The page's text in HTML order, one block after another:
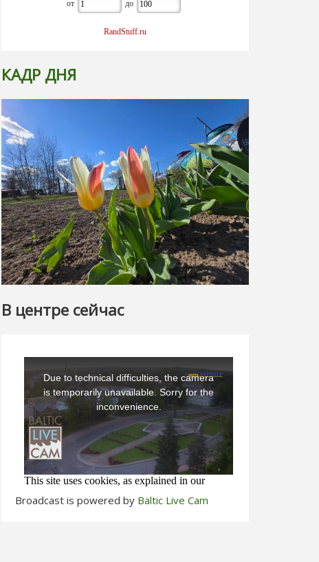
от до
RandStuff.ru
КАДР ДНЯ
В центре сейчас
Broadcast is powered by Baltic Live Cam